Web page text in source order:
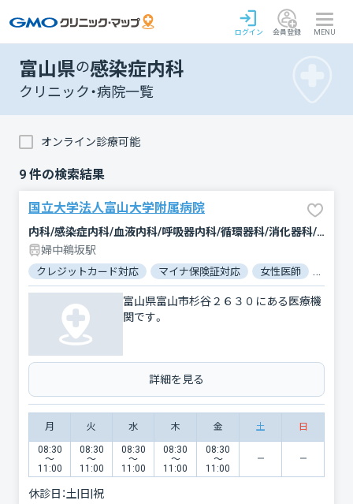
ログイン 会員登録 MENU
富山県の感染症内科
クリニック・病院一覧
オンライン診療可能
9 件の検索結果
国立大学法人富山大学附属病院
内科/感染症内科/血液内科/呼吸器内科/循環器科/消化器科/神経内科/腫瘍内科・外科/漢方内科/緩和ケア/外科/脳神経外科/呼吸器外科/心臓血管外科/整形外科/形成外科/美容外科/小児科/小児眼科/小児耳鼻咽喉科/小児皮膚科/小児外科/産科/婦人科/眼科/耳鼻咽喉科/皮膚科/泌尿器科/精神科・神経科/歯科口腔外科/リハビリテーション/放射線科/臨床検査・病理診断/救急科/麻酔科
婦中鵜坂駅
クレジットカード対応 マイナ保険証対応 女性医師
富山県富山市杉谷２６３０にある医療機
関です。
詳細を見る
月 火 水 木 金 土 日
08:30
〜
11:00
08:30
〜
11:00
08:30
〜
11:00
08:30
〜
11:00
08:30
〜
11:00
休診日：土|日|祝